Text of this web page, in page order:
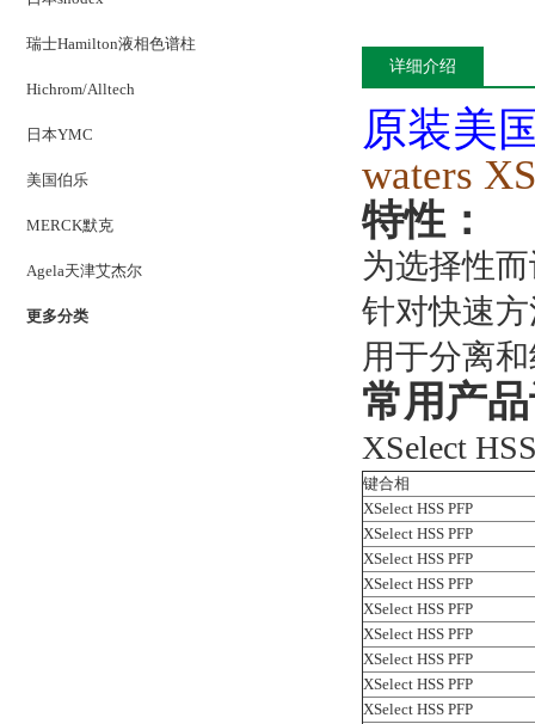
瑞士Hamilton液相色谱柱
Hichrom/Alltech
日本YMC
美国伯乐
MERCK默克
Agela天津艾杰尔
更多分类
详细介绍
原装美
waters
特性：
为选择性
针对快速
用于分离
常用产
XSelect
键合相
XSelect HSS PFP
XSelect HSS PFP
XSelect HSS PFP
XSelect HSS PFP
XSelect HSS PFP
XSelect HSS PFP
XSelect HSS PFP
XSelect HSS PFP
XSelect HSS PFP